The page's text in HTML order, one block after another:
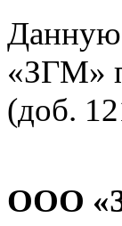
«ЗГМ»
(доб.
ООО